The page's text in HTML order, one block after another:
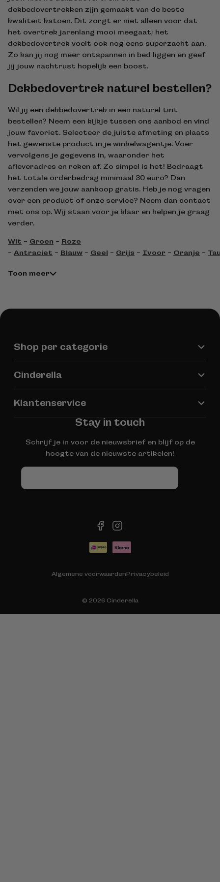
dekbedovertrekken zijn gemaakt van de beste
kwaliteit katoen. Dit zorgt er niet alleen voor dat
het overtrek jarenlang mooi meegaat; het
dekbedovertrek voelt ook nog eens superzacht aan.
Zo kan jij nog meer ontspannen in bed liggen en geef
jij jouw nachtrust hopelijk een boost.
Dekbedovertrek naturel bestellen?
Wil jij een dekbedovertrek in een naturel tint
bestellen? Neem een kijkje tussen ons aanbod en vind
jouw favoriet. Selecteer de juiste afmeting en plaats
het gewenste product in je winkelwagentje. Voer
vervolgens je gegevens in, waaronder het
afleveradres en reken af. Zo simpel is het! Bedraagt
het totale orderbedrag minimaal 30 euro? Dan
verzenden we jouw aankoop gratis. Heb je nog vragen
over een product of onze service? Neem dan contact
met ons op. Wij staan voor je klaar en helpen je graag
verder.
Wit - Groen - Roze
- Antraciet - Blauw - Geel - Grijs - Ivoor - Oranje -
Toon meer
Shop per categorie
Cinderella
Klantenservice
Stay in touch
Schrijf je in voor de nieuwsbrief en blijf op de
hoogte van de nieuwste artikelen!
facebookinstagram
© 2026 Cinderella
Algemene voorwaardenPrivacybeleid